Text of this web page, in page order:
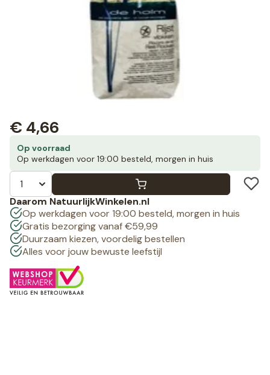
Op voorraad
Op werkdagen voor 19:00 besteld, morgen in huis
€ 4,66
Daarom NatuurlijkWinkelen.nl
Op werkdagen voor 19:00 besteld, morgen in huis
Gratis bezorging vanaf €59,99
Duurzaam kiezen, voordelig bestellen
Alles voor jouw bewuste leefstijl